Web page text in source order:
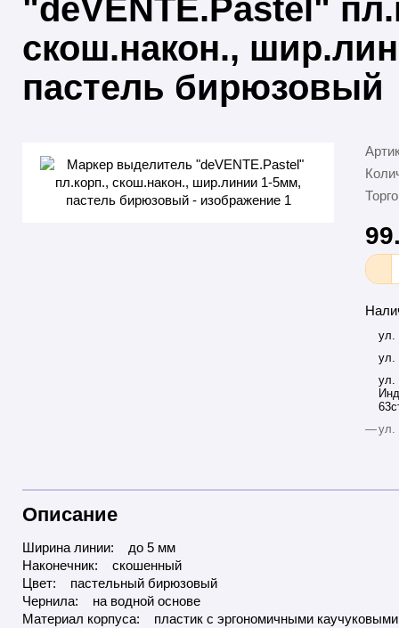
"deVENTE.Pastel"
скош.након.,
пастель бирюзовый
ул.
ул.
ул.
—ул.
Описание
Ширина линии: до 5 мм
Наконечник: скошенный
Цвет: пастельный бирюзовый
Чернила: на водной основе
Материал корпуса: пластик с эргономичными